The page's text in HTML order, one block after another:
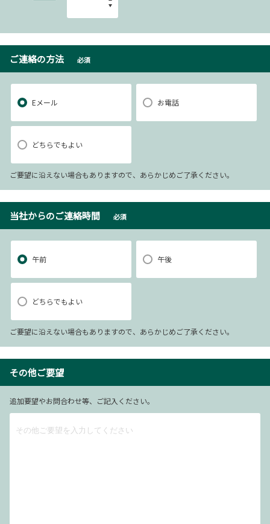
ご連絡の方法 必須
Eメール お電話
どちらでもよい
ご要望に沿えない場合もありますので、あらかじめご了承ください。
当社からのご連絡時間 必須
午前 午後
どちらでもよい
ご要望に沿えない場合もありますので、あらかじめご了承ください。
その他ご要望
追加要望やお問合わせ等、ご記入ください。